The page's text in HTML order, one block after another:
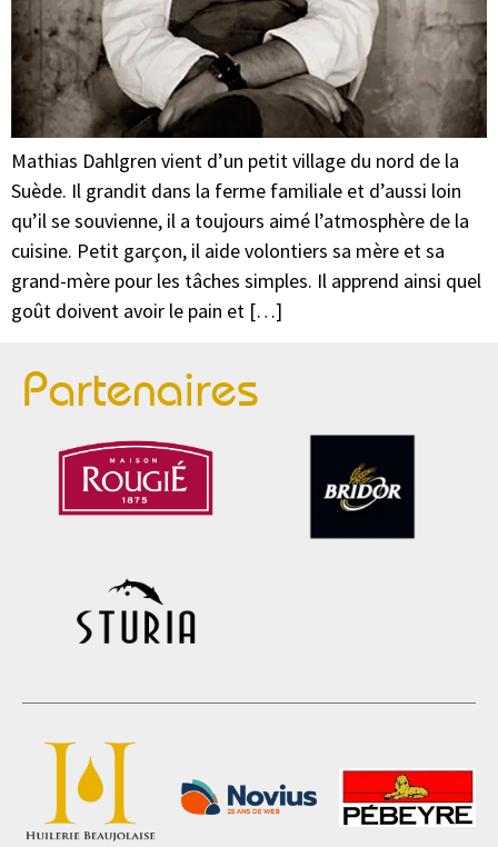
Mathias Dahlgren vient d’un petit village du nord de la
Suède. Il grandit dans la ferme familiale et d’aussi loin
qu’il se souvienne, il a toujours aimé l’atmosphère de la
cuisine. Petit garçon, il aide volontiers sa mère et sa
grand-mère pour les tâches simples. Il apprend ainsi quel
goût doivent avoir le pain et […]
Partenaires